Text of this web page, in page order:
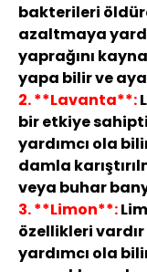
bakterileri
azaltmaya
yaprağını
yapa bilir ve
2. **Lavanta**:
bir etkiye
yardımcı ola
damla
veya buhar
3. **Limon**:
özellikleri
yardımcı ola